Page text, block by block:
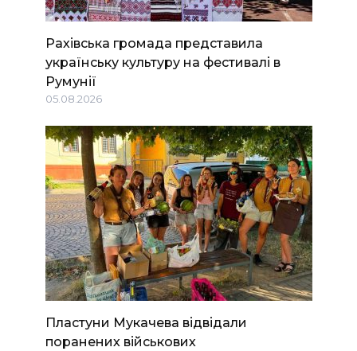
Рахівська громада представила
українську культуру на фестивалі в
Румунії
05.08.2026
Пластуни Мукачева відвідали
поранених військових